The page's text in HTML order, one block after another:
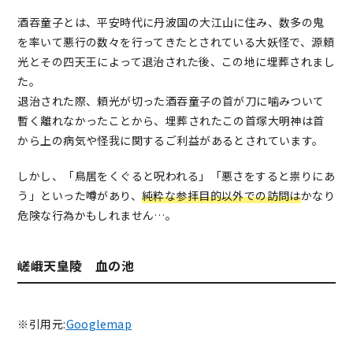
酒吞童子とは、平安時代に丹波国の大江山に住み、数多の鬼
を率いて悪行の数々を行ってきたとされている大妖怪で、源頼
光とその四天王によって退治された後、この地に埋葬されまし
た。
退治された際、頼光が切った酒吞童子の首が刀に噛みついて
暫く離れなかったことから、埋葬されたこの首塚大明神は首
から上の病気や怪我に関するご利益があるとされています。
しかし、「鳥居をくぐると呪われる」「悪さをすると祟りにあ
う」といった噂があり、純粋な参拝目的以外での訪問はかなり
危険な行為かもしれません…。
嵯峨天皇陵 血の池
※引用元:Googlemap